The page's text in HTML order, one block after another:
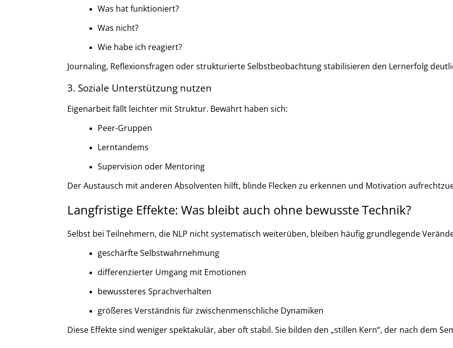
Was hat funktioniert?
Was nicht?
Wie habe ich reagiert?
Journaling, Reflexionsfragen oder strukturierte Selbstbeobachtung stabilisieren den Lernerfolg
3. Soziale Unterstützung nutzen
Eigenarbeit fällt leichter mit Struktur. Bewährt haben sich:
Peer-Gruppen
Lerntandems
Supervision oder Mentoring
Der Austausch mit anderen Absolventen hilft, blinde Flecken zu erkennen und Motivation
Langfristige Effekte: Was bleibt auch ohne bewusste Technik?
Selbst bei Teilnehmern, die NLP nicht systematisch weiterüben, bleiben häufig grundlegende
geschärfte Selbstwahrnehmung
differenzierter Umgang mit Emotionen
bewussteres Sprachverhalten
größeres Verständnis für zwischenmenschliche Dynamiken
Diese Effekte sind weniger spektakulär, aber oft stabil. Sie bilden den „stillen Kern“, der nach dem